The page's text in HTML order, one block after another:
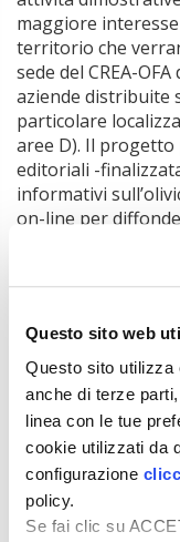
Questo sito web
Questo sito utilizza
anche di terze
linea con le tue
cookie utilizzati da
configurazione
policy.
Se fai clic su
maggiore
territorio che
sede del CREA-
aziende distribuite
particolare
aree D). Il progetto
editoriali -
informativi
on-line per
seminari e nei
guida specifica
informare gli
agroalimentare e i
seminari e attività
tematiche più
affliggono il
dialogo tra il
l’imprenditore
verso
superare gli